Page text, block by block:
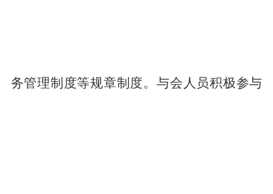
务管理制度等规章制度。与会人员积极参与